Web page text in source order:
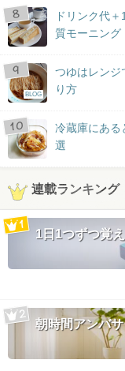
ドリンク代
質モーニング
BLOG
つゆはレンジ
り方
冷蔵庫にある
選
連載ランキング
1日1つずつ覚
朝時間アンバ